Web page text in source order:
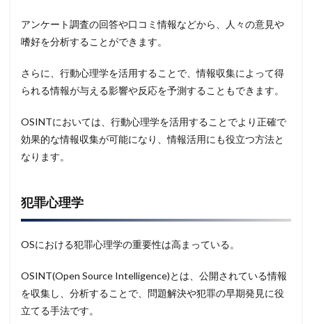
アンケート調査の回答や口コミ情報などから、人々の意見や
嗜好を分析することができます。
さらに、行動心理学を活用することで、情報収集によって得
られる情報が与える影響や反応を予測することもできます。
OSINTにおいては、行動心理学を活用することでより正確で
効果的な情報収集が可能になり、情報活用にも役立つ方法と
なります。
犯罪心理学
OSにおける犯罪心理学の重要性は高まっている。
OSINT(Open Source Intelligence)とは、公開されている情報
を収集し、分析することで、問題解決や犯罪の早期発見に役
立てる手法です。